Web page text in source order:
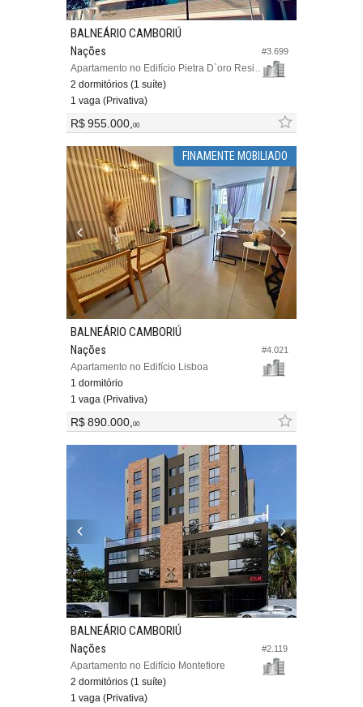
#3.699
BALNEÁRIO CAMBORIÚ
Nações
Apartamento no Edifício Pietra D`oro Residencial
2 dormitórios (1 suíte)
1 vaga (Privativa)
R$ 955.000,00
FINAMENTE MOBILIADO
#4.021
BALNEÁRIO CAMBORIÚ
Nações
Apartamento no Edifício Lisboa
1 dormitório
1 vaga (Privativa)
R$ 890.000,00
#2.119
BALNEÁRIO CAMBORIÚ
Nações
Apartamento no Edifício Montefiore
2 dormitórios (1 suíte)
1 vaga (Privativa)